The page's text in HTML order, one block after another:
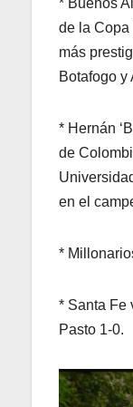
de la Copa
más
Botafogo y
* Hernán
de
en el
*
* Santa Fe
Pasto 1-0.